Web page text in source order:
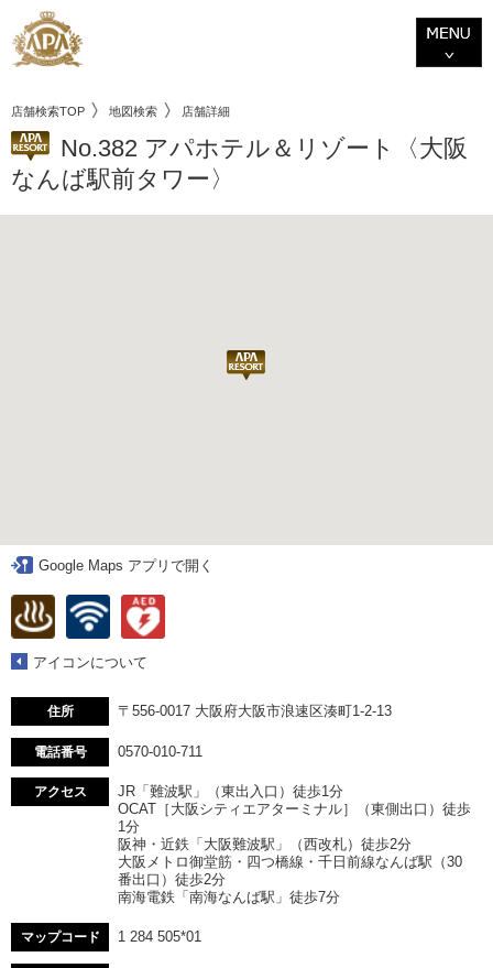
店舗検索TOP 地図検索 店舗詳細
No.382 アパホテル＆リゾート〈大阪
なんば駅前タワー〉
Google Maps アプリで開く
アイコンについて
住所 〒556-0017 大阪府大阪市浪速区湊町1-2-13
電話番号 0570-010-711
アクセス
JR「難波駅」（東出入口）徒歩1分
OCAT［大阪シティエアターミナル］（東側出口）徒歩
1分
阪神・近鉄「大阪難波駅」（西改札）徒歩2分
大阪メトロ御堂筋・四つ橋線・千日前線なんば駅（30
番出口）徒歩2分
南海電鉄「南海なんば駅」徒歩7分
マップコード 1 284 505*01